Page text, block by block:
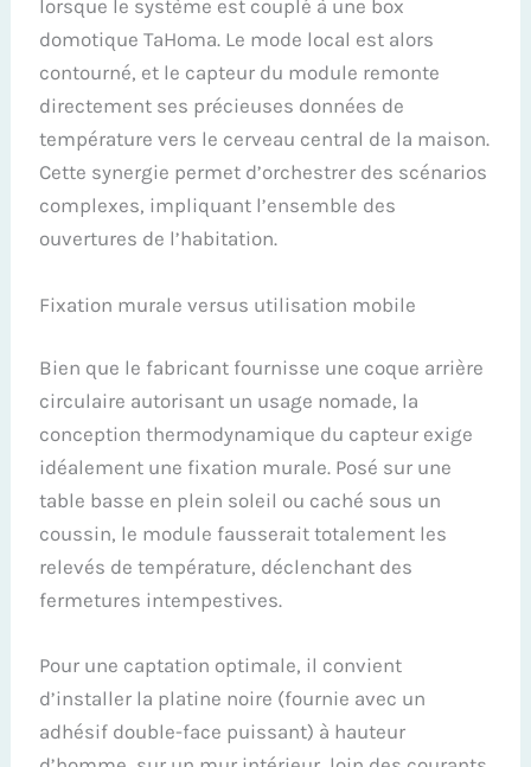
lorsque le système est couplé à une box
domotique TaHoma. Le mode local est alors
contourné, et le capteur du module remonte
directement ses précieuses données de
température vers le cerveau central de la maison.
Cette synergie permet d’orchestrer des scénarios
complexes, impliquant l’ensemble des
ouvertures de l’habitation.
Fixation murale versus utilisation mobile
Bien que le fabricant fournisse une coque arrière
circulaire autorisant un usage nomade, la
conception thermodynamique du capteur exige
idéalement une fixation murale. Posé sur une
table basse en plein soleil ou caché sous un
coussin, le module fausserait totalement les
relevés de température, déclenchant des
fermetures intempestives.
Pour une captation optimale, il convient
d’installer la platine noire (fournie avec un
adhésif double-face puissant) à hauteur